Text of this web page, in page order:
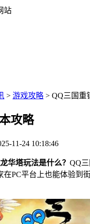
站
> 游戏攻略 > QQ三国重
攻略
11-24 10:18:46
华塔玩法是什么？ QQ
PC平台上也能体验到